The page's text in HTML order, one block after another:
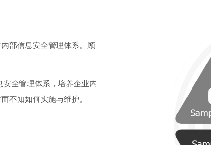
部信息安全管理体系。顾
全管理体系，培养企业内
不知如何实施与维护。